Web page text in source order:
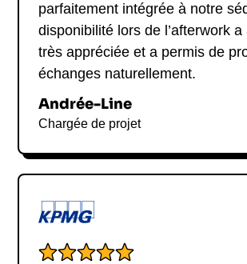
parfaitement intégrée à notre
disponibilité lors de l’afterwork
très appréciée et a permis de
échanges naturellement.
Andrée-Line
Chargée de projet